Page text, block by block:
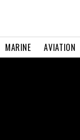
MARINE AVIATION